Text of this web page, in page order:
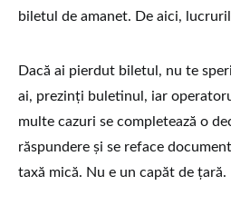
biletul de amanet. De aici,
Dacă ai pierdut biletul, nu te
ai, prezinți buletinul, iar
multe cazuri se completează o
răspundere și se reface
taxă mică. Nu e un capăt de țară.